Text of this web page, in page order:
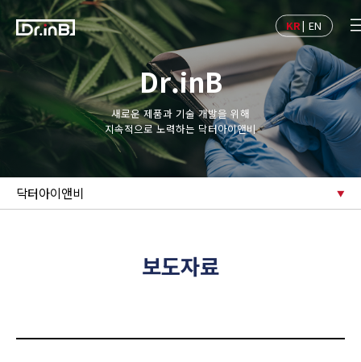
KR| EN
Dr.inB
새로운 제품과 기술 개발을 위해
지속적으로 노력하는 닥터아이앤비
닥터아이앤비
보도자료